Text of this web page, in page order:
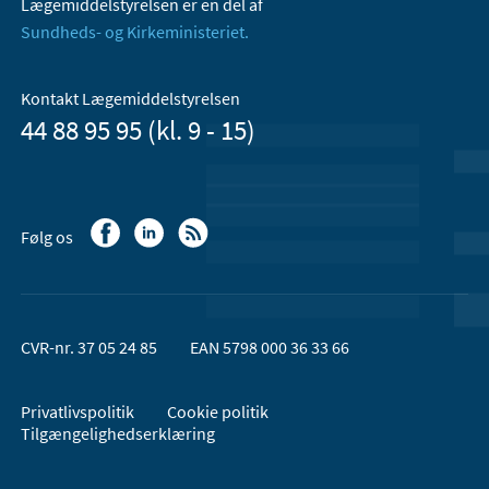
Sundheds- og Kirkeministeriet.
Kontakt Lægemiddelstyrelsen
44 88 95 95 (kl. 9 - 15)
Følg os
CVR-nr. 37 05 24 85 EAN 5798 000 36 33 66
Privatlivspolitik
Cookie politik
Tilgængelighedserklæring